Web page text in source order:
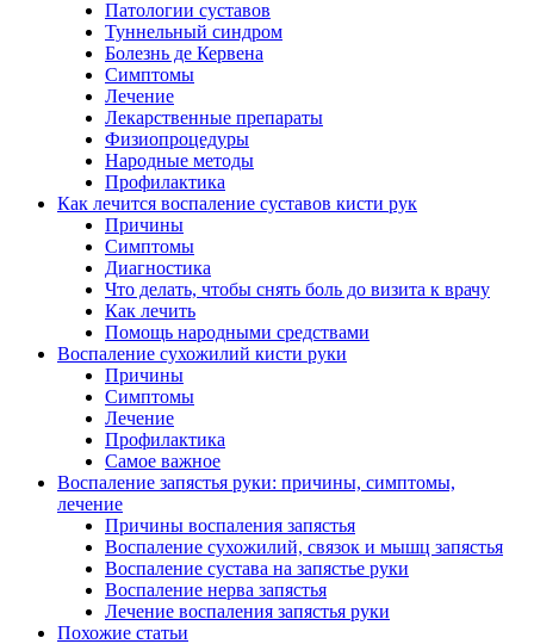
Патологии суставов
Туннельный синдром
Болезнь де Кервена
Симптомы
Лечение
Лекарственные препараты
Физиопроцедуры
Народные методы
Профилактика
Как лечится воспаление суставов кисти рук
Причины
Симптомы
Диагностика
Что делать, чтобы снять боль до визита к врачу
Как лечить
Помощь народными средствами
Воспаление сухожилий кисти руки
Причины
Симптомы
Лечение
Профилактика
Самое важное
Воспаление запястья руки: причины, симптомы,
лечение
Причины воспаления запястья
Воспаление сухожилий, связок и мышц запястья
Воспаление сустава на запястье руки
Воспаление нерва запястья
Лечение воспаления запястья руки
Похожие статьи